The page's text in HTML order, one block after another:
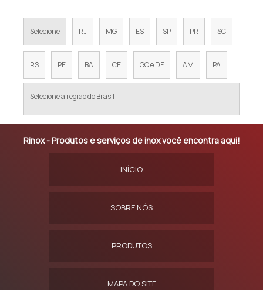
Selecione RJ MG ES SP PR SC
RS PE BA CE GO e DF AM PA
Selecione a região do Brasil
Rinox - Produtos e serviços de inox você encontra aqui!
INÍCIO
SOBRE NÓS
PRODUTOS
MAPA DO SITE